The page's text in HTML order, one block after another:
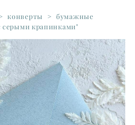
конверты >
бумажные
серыми крапинками"